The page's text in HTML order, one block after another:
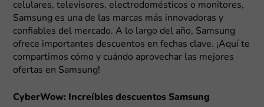
celulares, televisores, electrodomésticos o monitores,
Samsung es una de las marcas más innovadoras y
confiables del mercado. A lo largo del año, Samsung
ofrece importantes descuentos en fechas clave. ¡Aquí te
compartimos cómo y cuándo aprovechar las mejores
ofertas en Samsung!
CyberWow: Increíbles descuentos Samsung